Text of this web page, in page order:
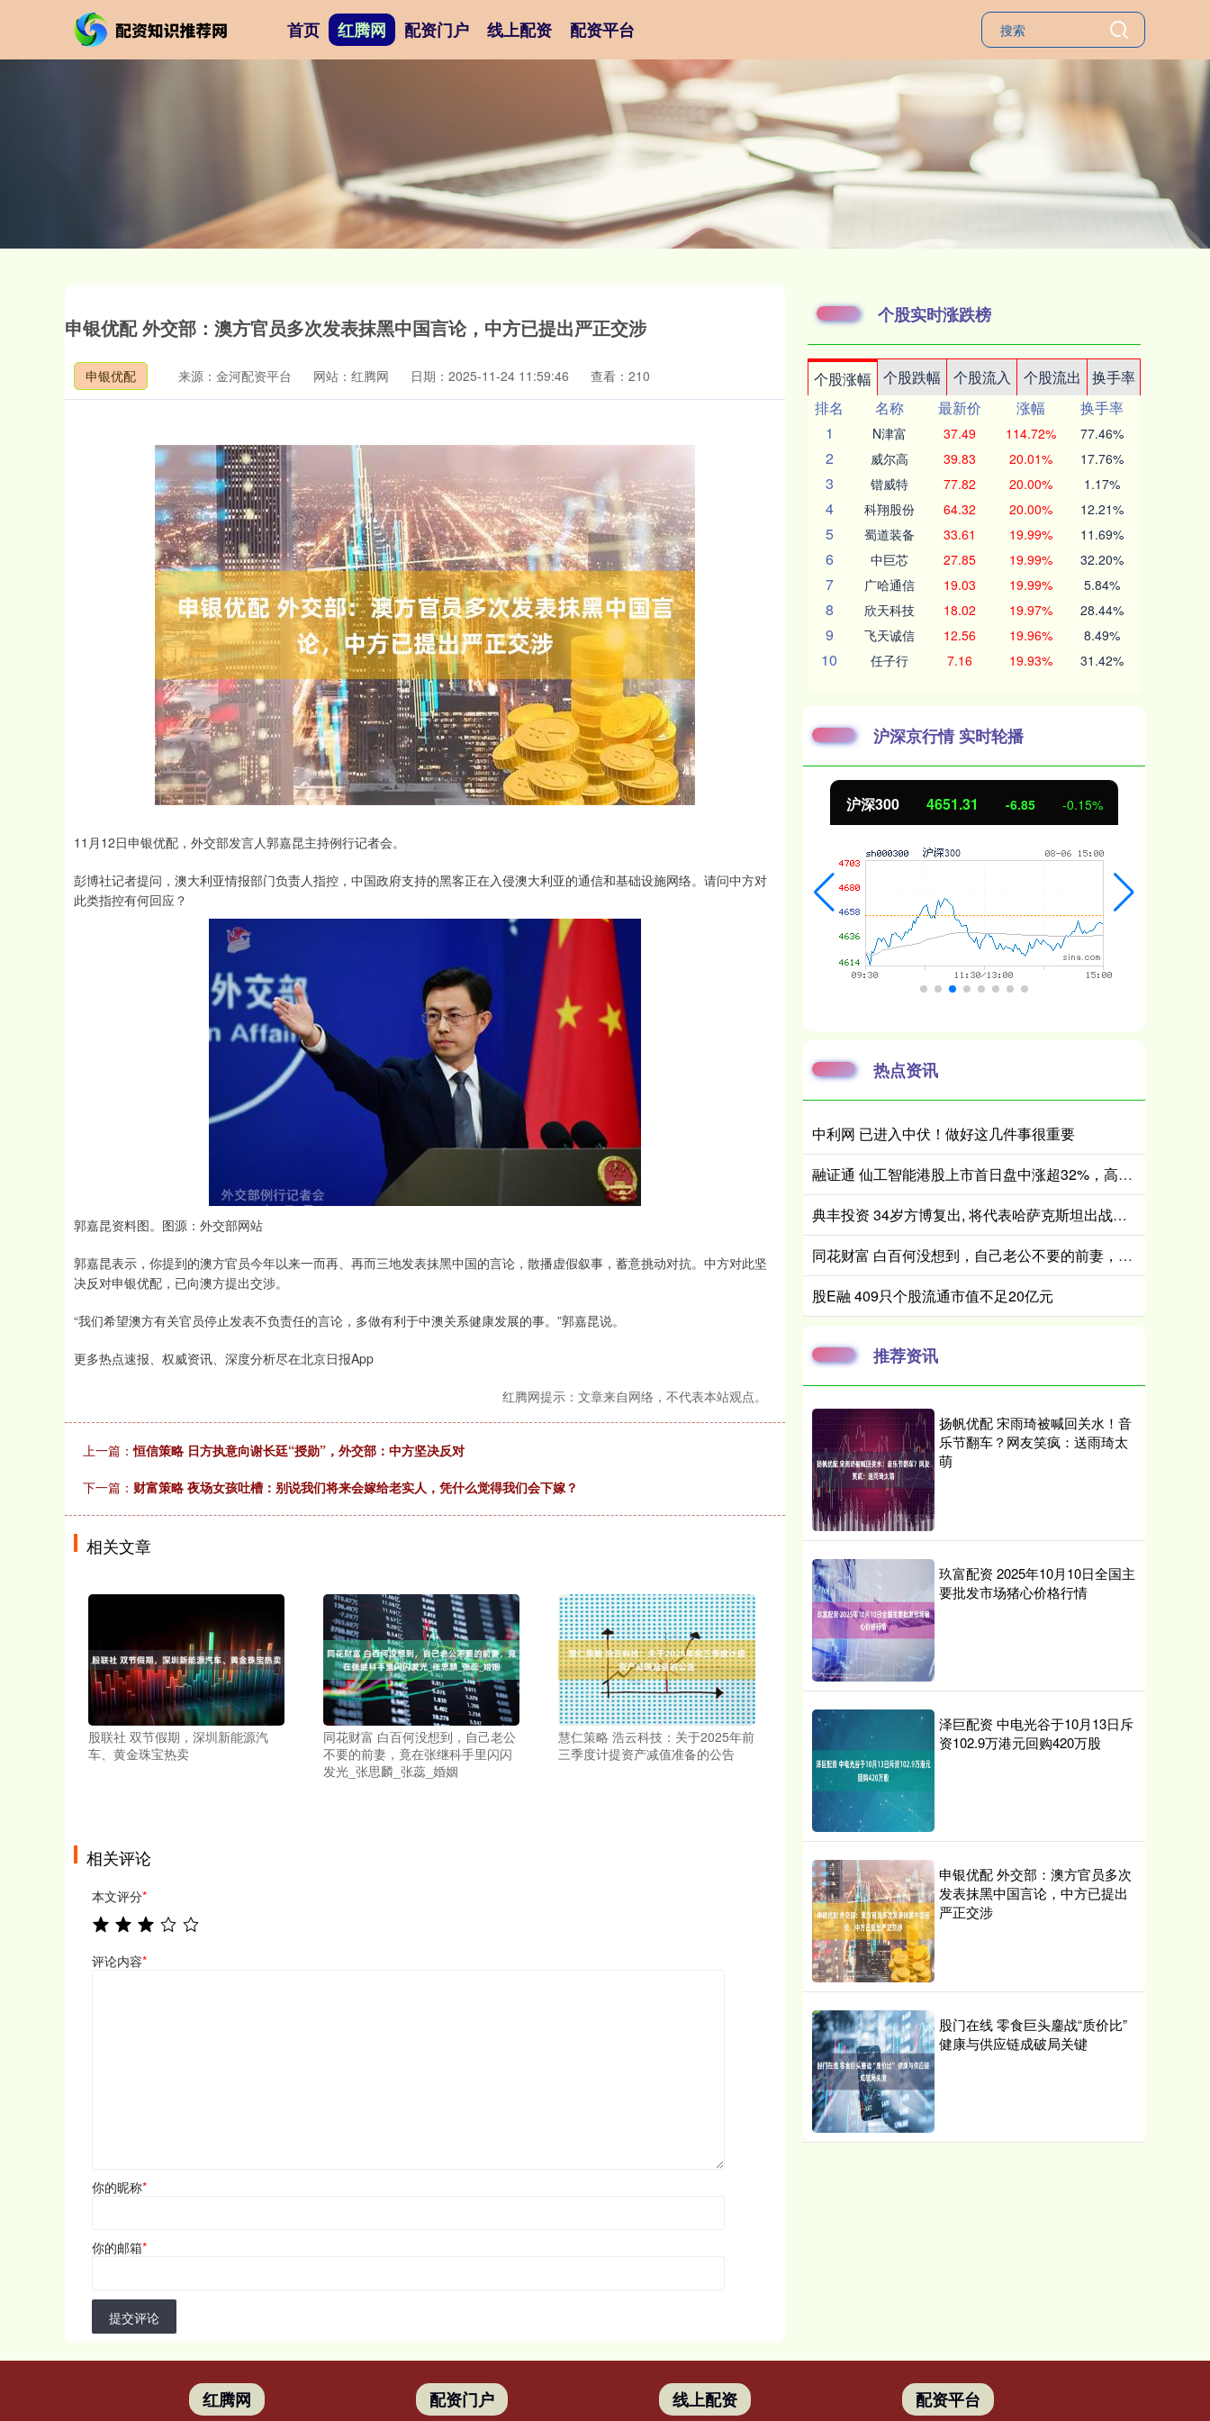
首页 红腾网 配资门户 线上配资 配资平台
申银优配 外交部：澳方官员多次发表抹黑中国言论，中方已提出严正交涉
申银优配 来源：金河配资平台 网站：红腾网 日期：2025-11-24 11:59:46 查看：210
11月12日申银优配，外交部发言人郭嘉昆主持例行记者会。
彭博社记者提问，澳大利亚情报部门负责人指控，中国政府支持的黑客正在入侵澳大利亚的通信和基础设施网络。请问中方对
此类指控有何回应？
郭嘉昆资料图。图源：外交部网站
郭嘉昆表示，你提到的澳方官员今年以来一而再、再而三地发表抹黑中国的言论，散播虚假叙事，蓄意挑动对抗。中方对此坚
决反对申银优配，已向澳方提出交涉。
“我们希望澳方有关官员停止发表不负责任的言论，多做有利于中澳关系健康发展的事。”郭嘉昆说。
更多热点速报、权威资讯、深度分析尽在北京日报App
红腾网提示：文章来自网络，不代表本站观点。
上一篇：恒信策略 日方执意向谢长廷“授勋”，外交部：中方坚决反对
下一篇： 财富策略 夜场女孩吐槽：别说我们将来会嫁给老实人，凭什么觉得我们会下嫁？
相关文章
股联社 双节假期，深圳新能源汽
车、黄金珠宝热卖
同花财富 白百何没想到，自己老公
不要的前妻，竟在张继科手里闪闪
发光_张思麟_张蕊_婚姻
慧仁策略 浩云科技：关于2025年前
三季度计提资产减值准备的公告
相关评论
本文评分*
评论内容*
你的昵称*
你的邮箱*
提交评论
个股实时涨跌榜
个股涨幅 个股跌幅 个股流入 个股流出
换手率
排名
名称 最新价 涨幅
换手率
1
N津富 37.49 114.72% 77.46%
2 威尔高 39.83 20.01% 17.76%
3 锴威特 77.82 20.00% 1.17%
4 科翔股份 64.32 20.00% 12.21%
5 蜀道装备 33.61 19.99% 11.69%
6 中巨芯 27.85 19.99% 32.20%
7 广哈通信 19.03 19.99% 5.84%
8 欣天科技 18.02 19.97% 28.44%
9 飞天诚信 12.56 19.96% 8.49%
10 任子行 7.16 19.93% 31.42%
沪深京行情 实时轮播
深证成指 14110.12 -34.08 -0.24% 沪深300 4651.31 -6.85 北证50 1122.88 3.42 0.30%
热点资讯
中利网 已进入中伏！做好这几件事很重要
融证通 仙工智能港股上市首日盘中涨超32%，高瓴、广发基金等明星资本加持
典丰投资 34岁方博复出, 将代表哈萨克斯坦出战WTT
同花财富 白百何没想到，自己老公不要的前妻，竟在张继科手里闪闪发光_张思麟_张蕊_婚姻
股E融 409只个股流通市值不足20亿元
推荐资讯
扬帆优配 宋雨琦被喊回关水！音
乐节翻车？网友笑疯：送雨琦太
萌
玖富配资 2025年10月10日全国主
要批发市场猪心价格行情
泽巨配资 中电光谷于10月13日斥
资102.9万港元回购420万股
申银优配 外交部：澳方官员多次
发表抹黑中国言论，中方已提出
严正交涉
股门在线 零食巨头鏖战“质价比”
健康与供应链成破局关键
红腾网 配资门户 线上配资 配资平台